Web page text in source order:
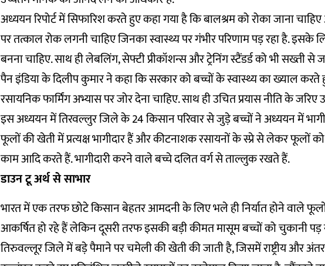
अध्ययन रिपोर्ट में सिफारिश करते हुए कहा गया है कि बालश्रम को रोका जाना
पर तत्काल रोक लगनी चाहिए जिनका स्वास्थ्य पर गंभीर परिणाम पड़ रहा है. इसके
बनना चाहिए. साथ ही लेबलिंग, सेफ्टी प्रीकॉशन्स और ट्रेनिंग स्टैंडर्ड को भी सख्ती से
पैन इंडिया के दिलीप कुमार ने कहा कि सरकार को बच्चों के स्वास्थ्य का ख्याल
रसायनिक फार्मिंग अभ्यास पर जोर देना चाहिए. साथ ही उचित प्रयास नीति के जरिए
इस अध्ययन में तिरवल्लुर जिले के 24 किसान परिवार से जुड़े बच्चों ने अध्ययन में
फूलों की खेती में प्रत्यक्ष भागीदार हैं और कीटनाशक रसायनों के स्प्रे से लेकर फूलों
काम आदि करते हैं. भागीदारी करने वाले बच्चे दलित वर्ग से ताल्लुक रखते हैं.
डाउन टू अर्थ से साभार
भारत में एक तरफ छोटे किसान बेहतर आमदनी के लिए भले ही निर्यात होने वाले
आकर्षित हो रहे हैं लेकिन दूसरी तरफ इसकी बड़ी कीमत मासूम बच्चों को चुकानी पड़
तिरुवल्लूर जिले में बड़े पैमाने पर चमेली की खेती की जाती है, जिसमें राष्ट्रीय और